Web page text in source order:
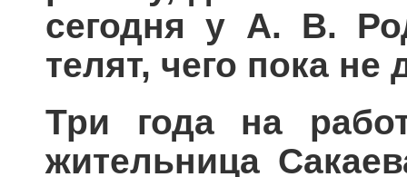
сегодня у А. В.
телят, чего пока
Три года на
жительница